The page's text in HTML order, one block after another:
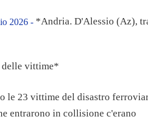
2026 - *Andria. D'Alessio (Az),
vittime*
le 23 vittime del disastro
entrarono in collisione c'erano